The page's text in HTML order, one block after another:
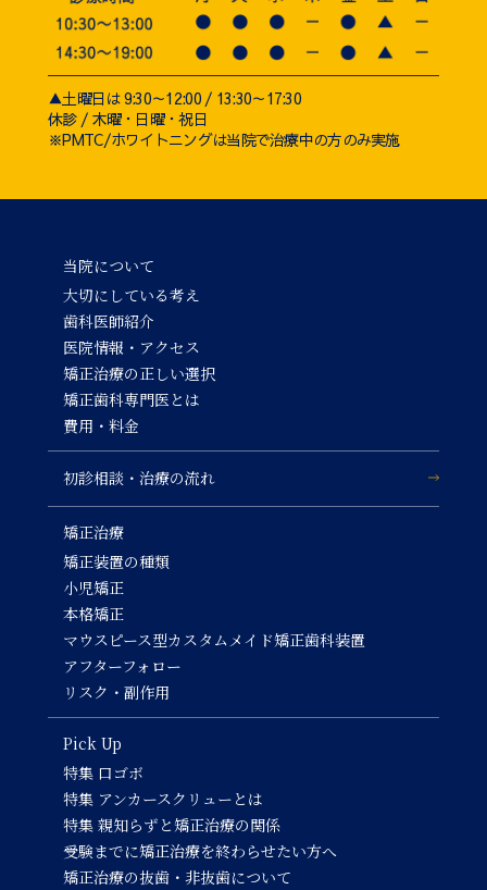
▲土曜日は 9:30～12:00 / 13:30～17:30
休診 / 木曜・日曜・祝日
※PMTC/ホワイトニングは当院で治療中の方のみ実施
当院について
大切にしている考え
歯科医師紹介
医院情報・アクセス
矯正治療の正しい選択
矯正歯科専門医とは
費用・料金
初診相談・治療の流れ
矯正治療
矯正装置の種類
小児矯正
本格矯正
マウスピース型カスタムメイド矯正歯科装置
アフターフォロー
リスク・副作用
Pick Up
特集 口ゴボ
特集 アンカースクリューとは
特集 親知らずと矯正治療の関係
受験までに矯正治療を終わらせたい方へ
矯正治療の抜歯・非抜歯について